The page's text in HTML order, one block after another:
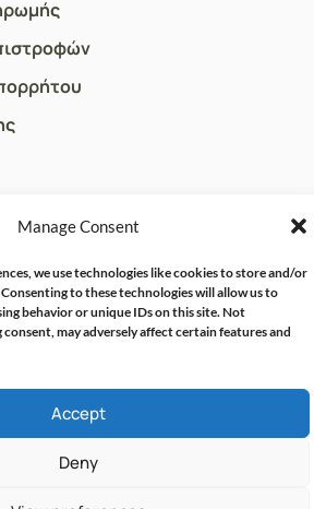
Manage Consent
we use technologies like cookies to store and/or
to these technologies will allow us to
behavior or unique IDs on this site. Not
may adversely affect certain features and
Accept
Deny
μου
SOLVIT I.T. SOLUTIONS &